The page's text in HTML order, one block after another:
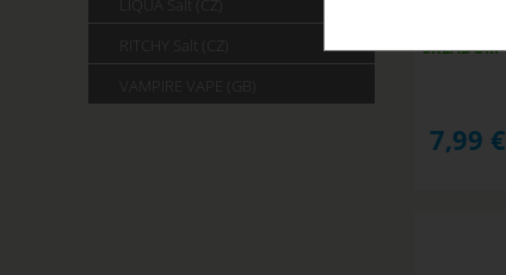
SKLADOM
7,99 €
RITCHY Salt (CZ)
VAMPIRE VAPE (GB)